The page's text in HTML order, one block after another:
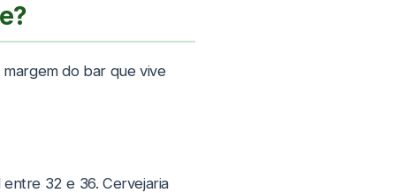
do bar que vive
32 e 36. Cervejaria